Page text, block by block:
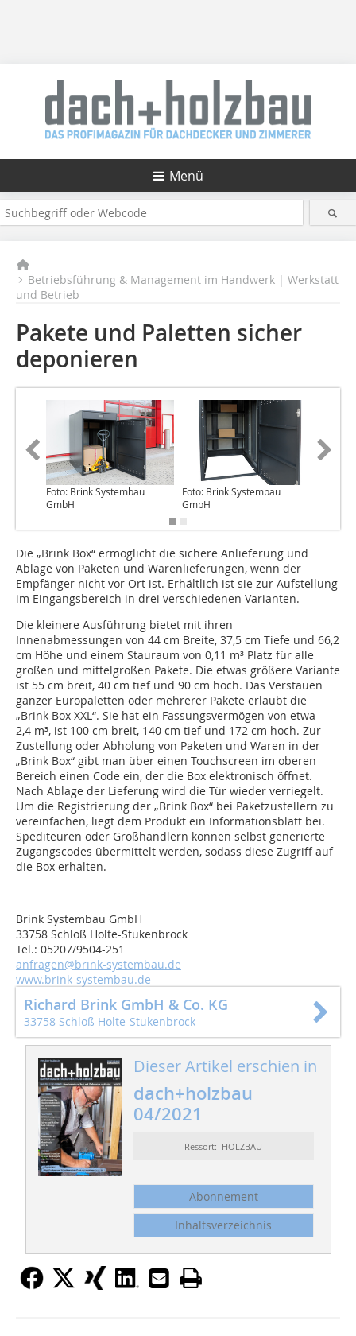
Menü
Betriebsführung & Management im Handwerk | Werkstatt
und Betrieb
Pakete und Paletten sicher
deponieren
Foto: Brink Systembau
GmbH
Foto: Brink Systembau
GmbH
Die „Brink Box“ ermöglicht die sichere Anlieferung und
Ablage von Paketen und Warenlieferungen, wenn der
Empfänger nicht vor Ort ist. Erhältlich ist sie zur Aufstellung
im Eingangsbereich in drei verschiedenen Varianten.
Die kleinere Ausführung bietet mit ihren
Innenabmessungen von 44 cm Breite, 37,5 cm Tiefe und 66,2
cm Höhe und einem Stauraum von 0,11 m³ Platz für alle
großen und mittelgroßen Pakete. Die etwas größere Variante
ist 55 cm breit, 40 cm tief und 90 cm hoch. Das Verstauen
ganzer Europaletten oder mehrerer Pakete erlaubt die
„Brink Box XXL“. Sie hat ein Fassungsvermögen von etwa
2,4 m³, ist 100 cm breit, 140 cm tief und 172 cm hoch. Zur
Zustellung oder Abholung von Paketen und Waren in der
„Brink Box“ gibt man über einen Touchscreen im oberen
Bereich einen Code ein, der die Box elektronisch öffnet.
Nach Ablage der Lieferung wird die Tür wieder verriegelt.
Um die Registrierung der „Brink Box“ bei Paketzustellern zu
vereinfachen, liegt dem Produkt ein Informationsblatt bei.
Spediteuren oder Großhändlern können selbst generierte
Zugangscodes übermittelt werden, sodass diese Zugriff auf
die Box erhalten.
Brink Systembau GmbH
33758 Schloß Holte-Stukenbrock
Tel.: 05207/9504-251
anfragen@brink-systembau.de
www.brink-systembau.de
Richard Brink GmbH & Co. KG
33758 Schloß Holte-Stukenbrock
Dieser Artikel erschien in
dach+holzbau
04/2021
Ressort: HOLZBAU
Abonnement
Inhaltsverzeichnis